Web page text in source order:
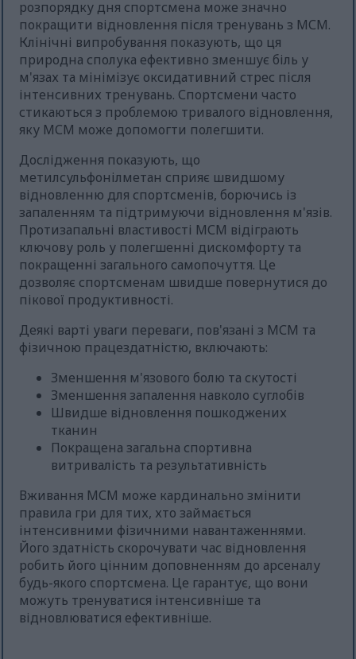
розпорядку дня спортсмена може значно
покращити відновлення після тренувань з МСМ.
Клінічні випробування показують, що ця
природна сполука ефективно зменшує біль у
м'язах та мінімізує оксидативний стрес після
інтенсивних тренувань. Спортсмени часто
стикаються з проблемою тривалого відновлення,
яку МСМ може допомогти полегшити.
Дослідження показують, що
метилсульфонілметан сприяє швидшому
відновленню для спортсменів, борючись із
запаленням та підтримуючи відновлення м'язів.
Протизапальні властивості МСМ відіграють
ключову роль у полегшенні дискомфорту та
покращенні загального самопочуття. Це
дозволяє спортсменам швидше повернутися до
пікової продуктивності.
Деякі варті уваги переваги, пов'язані з МСМ та
фізичною працездатністю, включають:
Зменшення м'язового болю та скутості
Зменшення запалення навколо суглобів
Швидше відновлення пошкоджених
тканин
Покращена загальна спортивна
витривалість та результативність
Вживання МСМ може кардинально змінити
правила гри для тих, хто займається
інтенсивними фізичними навантаженнями.
Його здатність скорочувати час відновлення
робить його цінним доповненням до арсеналу
будь-якого спортсмена. Це гарантує, що вони
можуть тренуватися інтенсивніше та
відновлюватися ефективніше.